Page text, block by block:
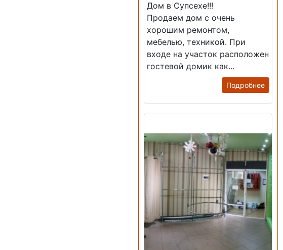
Дом в Супсехе!!!
Продаем дом с очень
хорошим ремонтом,
мебелью, техникой. При
входе на участок расположен
гостевой домик как...
Подробнее